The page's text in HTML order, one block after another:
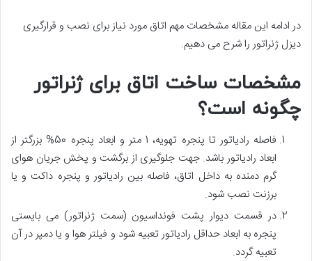
در ادامه این مقاله مشخصات مهم اتاق مورد نیاز برای نصب و قرارگیری
دیزل ژنراتور را شرح می دهیم.
مشخصات ساخت اتاق برای ژنراتور
چگونه است؟
فاصله رادیاتور تا پنجره تهویه، 1 متر و ابعاد پنجره 50% بزرگتر از
ابعاد رادیاتور باشد. جهت جلوگیری از برگشت و پخشجریان هوای
گرم دمنده به داخل اتاق، فاصله بین رادیاتور و پنجره داکت و یا
برزنت نصب شود.
در قسمت دیوار پشت فونداسیون (سمت ژنراتور) می بایستی
پنجره به ابعاد حداقل رادیاتور تعبیه شود و فیلتر هوا و یا دمپردر آن
تعبیه گردد.